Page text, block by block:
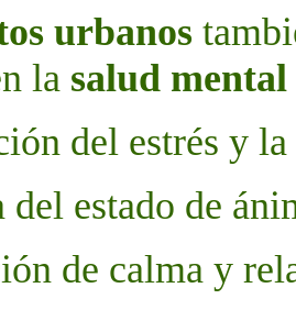
urbanos
la salud
del estrés y la
del estado de
de calma y